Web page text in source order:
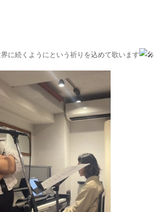
に続くようにという祈りを込めて歌います